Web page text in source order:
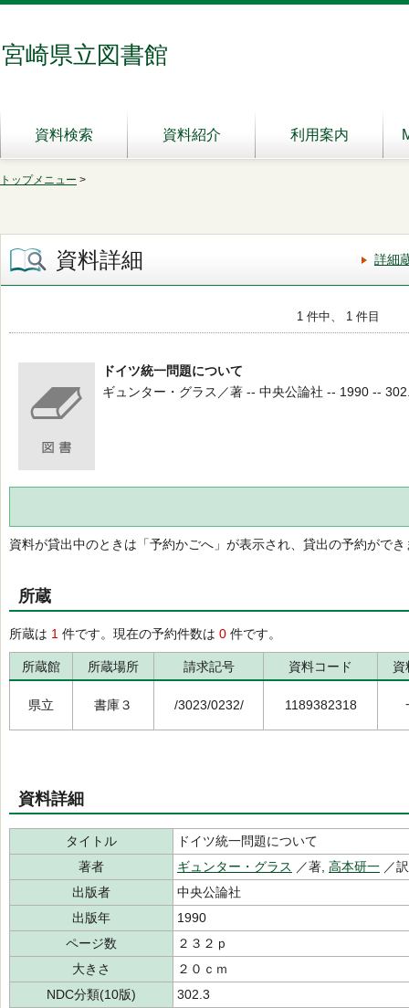
宮崎県立図書館
資料検索 資料紹介 利用案内
トップメニュー >
資料詳細 詳細
1 件中、 1 件目
ドイツ統一問題について
ギュンター・グラス／著 -- 中央公論社 -- 1990 --
資料が貸出中のときは「予約かごへ」が表示され、貸出の予約ができ
所蔵
所蔵は 1 件です。現在の予約件数は 0 件です。
所蔵館 所蔵場所 請求記号 資料コード 資
県立 書庫３ /3023/0232/ 1189382318
資料詳細
タイトル
ドイツ統一問題について
著者
ギュンター・グラス ／著, 高本研一 ／
出版者
中央公論社
出版年
1990
ページ数
２３２ｐ
大きさ
２０ｃｍ
NDC分類(10版)
302.3